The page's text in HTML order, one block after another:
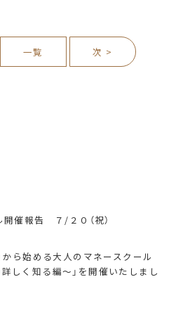
一覧 次 >
催報告 ７/２０（祝）
から始める大人のマネースクール
しく知る編～」を開催いたしまし